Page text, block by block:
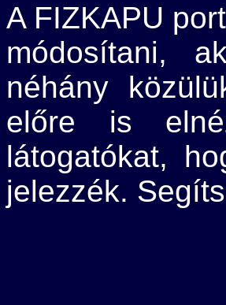
A FIZKAPU
módosítani,
néhány
előre is
látogatókat,
jelezzék.